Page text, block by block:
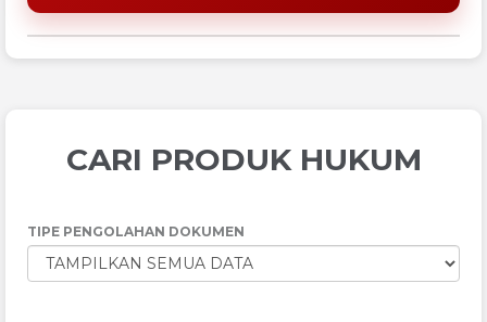
CARI PRODUK HUKUM
TIPE PENGOLAHAN DOKUMEN